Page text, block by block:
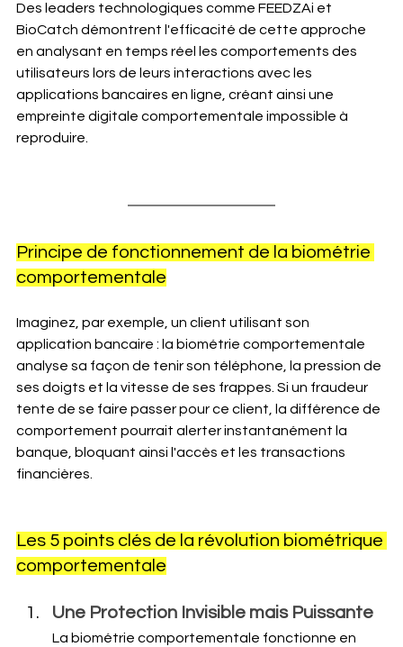
Des leaders technologiques comme FEEDZAi et
BioCatch démontrent l'efficacité de cette approche
en analysant en temps réel les comportements des
utilisateurs lors de leurs interactions avec les
applications bancaires en ligne, créant ainsi une
empreinte digitale comportementale impossible à
reproduire.
Principe de fonctionnement de la biométrie
comportementale
Imaginez, par exemple, un client utilisant son
application bancaire : la biométrie comportementale
analyse sa façon de tenir son téléphone, la pression de
ses doigts et la vitesse de ses frappes. Si un fraudeur
tente de se faire passer pour ce client, la différence de
comportement pourrait alerter instantanément la
banque, bloquant ainsi l'accès​ et les transactions
financières.
Les 5 points clés de la révolution biométrique
comportementale
Une Protection Invisible mais Puissante
La biométrie comportementale fonctionne en